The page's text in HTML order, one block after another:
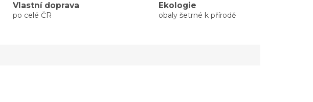
Vlastní doprava
po celé ČR
Ekologie
obaly šetrné k přírodě